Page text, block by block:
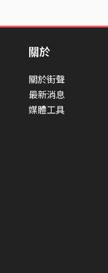
關於
關於街聲
最新消息
媒體工具